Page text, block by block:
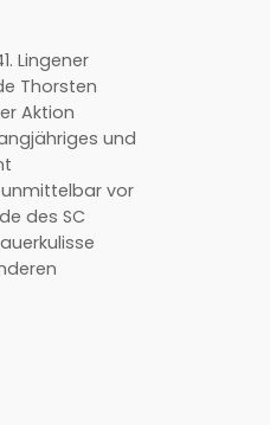
Lingener
Thorsten
Aktion
und
vor
des SC